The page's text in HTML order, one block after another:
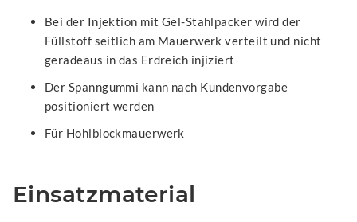
Bei der Injektion mit Gel-Stahlpacker wird der
Füllstoff seitlich am Mauerwerk verteilt und nicht
geradeaus in das Erdreich injiziert
Der Spanngummi kann nach Kundenvorgabe
positioniert werden
Für Hohlblockmauerwerk
Einsatzmaterial